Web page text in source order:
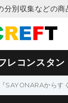
分別収集などの
レコンスタン
SAYONARAから